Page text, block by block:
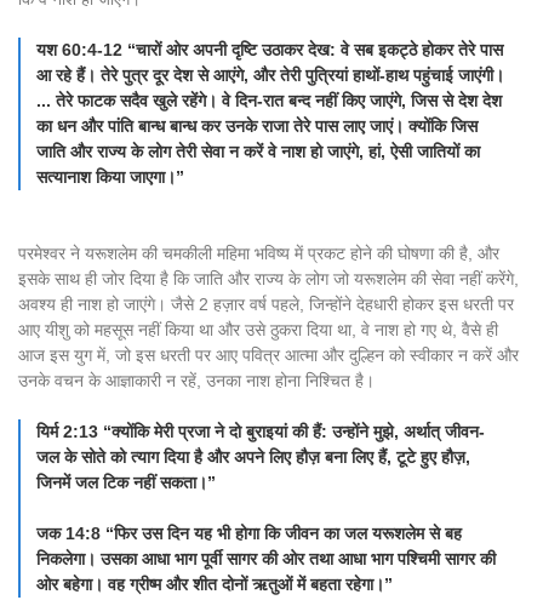
यश 60:4-12 “चारों ओर अपनी दृष्टि उठाकर देख: वे सब इकट्ठे होकर तेरे पास
आ रहे हैं। तेरे पुत्र दूर देश से आएंगे, और तेरी पुत्रियां हाथों-हाथ पहुंचाई जाएंगी।
... तेरे फाटक सदैव खुले रहेंगे। वे दिन-रात बन्द नहीं किए जाएंगे, जिस से देश देश
का धन और पांति बान्ध बान्ध कर उनके राजा तेरे पास लाए जाएं। क्योंकि जिस
जाति और राज्य के लोग तेरी सेवा न करें वे नाश हो जाएंगे, हां, ऐसी जातियों का
सत्यानाश किया जाएगा।”
परमेश्वर ने यरूशलेम की चमकीली महिमा भविष्य में प्रकट होने की घोषणा की है, और
इसके साथ ही जोर दिया है कि जाति और राज्य के लोग जो यरूशलेम की सेवा नहीं करेंगे,
अवश्य ही नाश हो जाएंगे। जैसे 2 हज़ार वर्ष पहले, जिन्होंने देहधारी होकर इस धरती पर
आए यीशु को महसूस नहीं किया था और उसे ठुकरा दिया था, वे नाश हो गए थे, वैसे ही
आज इस युग में, जो इस धरती पर आए पवित्र आत्मा और दुल्हिन को स्वीकार न करें और
उनके वचन के आज्ञाकारी न रहें, उनका नाश होना निश्चित है।
यिर्म 2:13 “क्योंकि मेरी प्रजा ने दो बुराइयां की हैं: उन्होंने मुझे, अर्थात् जीवन-
जल के सोते को त्याग दिया है और अपने लिए हौज़ बना लिए हैं, टूटे हुए हौज़,
जिनमें जल टिक नहीं सकता।”
जक 14:8 “फिर उस दिन यह भी होगा कि जीवन का जल यरूशलेम से बह
निकलेगा। उसका आधा भाग पूर्वी सागर की ओर तथा आधा भाग पश्चिमी सागर की
ओर बहेगा। वह ग्रीष्म और शीत दोनों ऋतुओं में बहता रहेगा।”